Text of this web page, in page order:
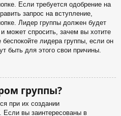
Если требуется одобрение на
запрос на вступление,
Лидер группы должен будет
может спросить, зачем вы хотите
лидера группы, если он
быть для этого свои причины.
группы?
при их создании
Если вы заинтересованы в